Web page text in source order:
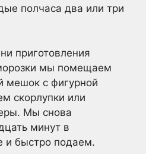
полчаса два или три
приготовления
мы помещаем
мешок с фигурной
скорлупки или
Мы снова
минут в
и быстро подаем.